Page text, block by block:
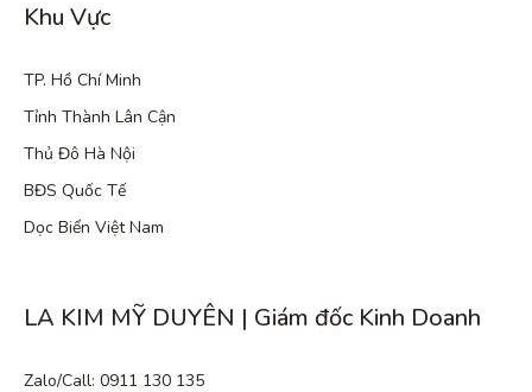
Khu Vực
TP. Hồ Chí Minh
Tỉnh Thành Lân Cận
Thủ Đô Hà Nội
BĐS Quốc Tế
Dọc Biển Việt Nam
LA KIM MỸ DUYÊN | Giám đốc Kinh Doanh
Zalo/Call: 0911 130 135